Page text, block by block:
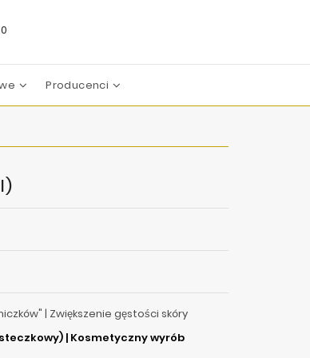
Producenci
| Zwiększenie gęstości skóry
| Kosmetyczny wyrób